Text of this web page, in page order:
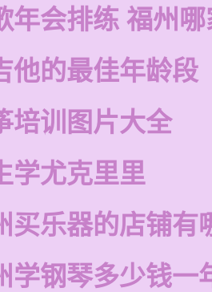
年会排练 福州
他的最佳年龄段
培训图片大全
学尤克里里
买乐器的店铺有
学钢琴多少钱一